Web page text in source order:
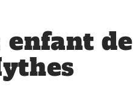
enfant de